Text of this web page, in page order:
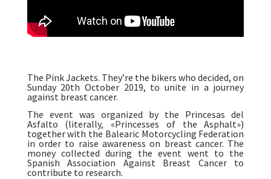
The Pink Jackets. They’re the bikers who decided, on
Sunday 20th October 2019, to unite in a journey
against breast cancer.
The event was organized by the Princesas del
Asfalto (literally, «Princesses of the Asphalt»)
together with the Balearic Motorcycling Federation
in order to raise awareness on breast cancer. The
money collected during the event went to the
Spanish Association Against Breast Cancer to
contribute to research.